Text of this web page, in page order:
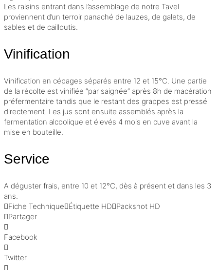
Les raisins entrant dans l’assemblage de notre Tavel
proviennent d’un terroir panaché de lauzes, de galets, de
sables et de cailloutis.
Vinification
Vinification en cépages séparés entre 12 et 15°C. Une partie
de la récolte est vinifiée “par saignée” après 8h de macération
préfermentaire tandis que le restant des grappes est pressé
directement. Les jus sont ensuite assemblés après la
fermentation alcoolique et élevés 4 mois en cuve avant la
mise en bouteille.
Service
A déguster frais, entre 10 et 12°C, dès à présent et dans les 3
ans.
Fiche Technique Étiquette HD Packshot HD
Partager
Facebook
Twitter